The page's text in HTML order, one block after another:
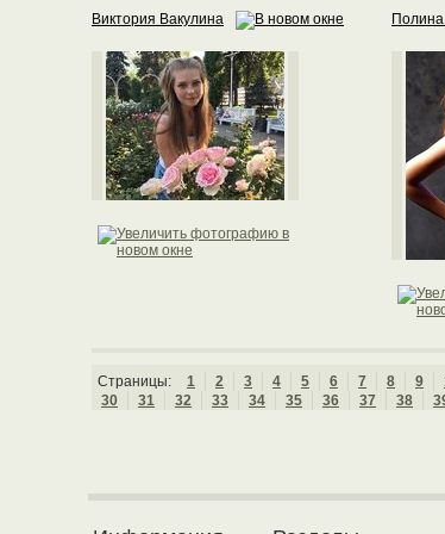
Виктория Вакулина
Страницы: 1 2 3 4 5 6 7 8 9
30
31 32 33 34 35 36 37 38